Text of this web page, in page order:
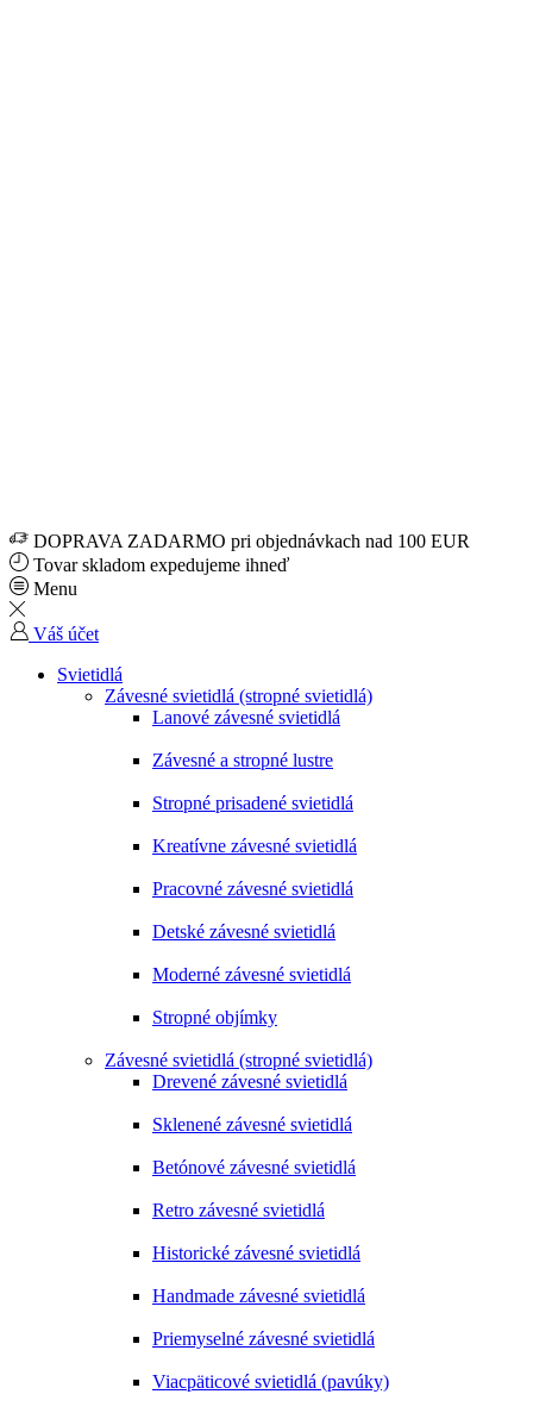
DOPRAVA ZADARMO pri objednávkach nad 100 EUR
Tovar skladom expedujeme ihneď
Menu
Váš účet
Svietidlá
Závesné svietidlá (stropné svietidlá)
Lanové závesné svietidlá
Závesné a stropné lustre
Stropné prisadené svietidlá
Kreatívne závesné svietidlá
Pracovné závesné svietidlá
Detské závesné svietidlá
Moderné závesné svietidlá
Stropné objímky
Závesné svietidlá (stropné svietidlá)
Drevené závesné svietidlá
Sklenené závesné svietidlá
Betónové závesné svietidlá
Retro závesné svietidlá
Historické závesné svietidlá
Handmade závesné svietidlá
Priemyselné závesné svietidlá
Viacpäticové svietidlá (pavúky)